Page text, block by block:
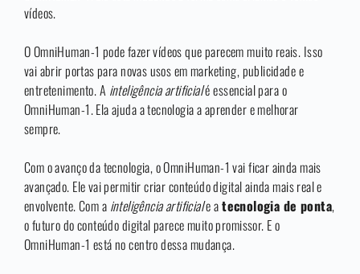
vídeos.
O OmniHuman-1 pode fazer vídeos que parecem muito reais. Isso
vai abrir portas para novas usos em marketing, publicidade e
entretenimento. A inteligência artificialé essencial para o
OmniHuman-1. Ela ajuda a tecnologia a aprender e melhorar
sempre.
Com o avanço da tecnologia, o OmniHuman-1 vai ficar ainda mais
avançado. Ele vai permitir criar conteúdo digital ainda mais real e
envolvente. Com a inteligência artificiale atecnologia de ponta,
o futuro do conteúdo digital parece muito promissor. E o
OmniHuman-1 está no centro dessa mudança.